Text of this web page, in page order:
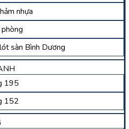
nhựa
sàn Bình Dương
195
152